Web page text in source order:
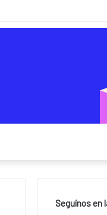
Seguínos en